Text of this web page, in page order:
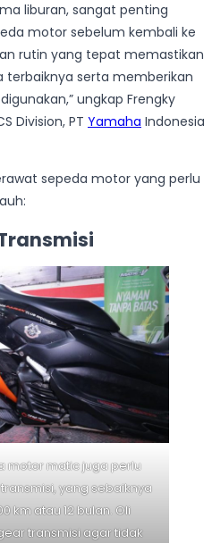
liburan, sangat penting
motor sebelum kembali ke
rutin yang tepat memastikan
serta memberikan
ungkap Frengky
Division, PT Yamaha Indonesia
sepeda motor yang perlu
motor matic juga perlu
yang sebaiknya
km atau 12 bulan. Oli
transmisi agar tidak